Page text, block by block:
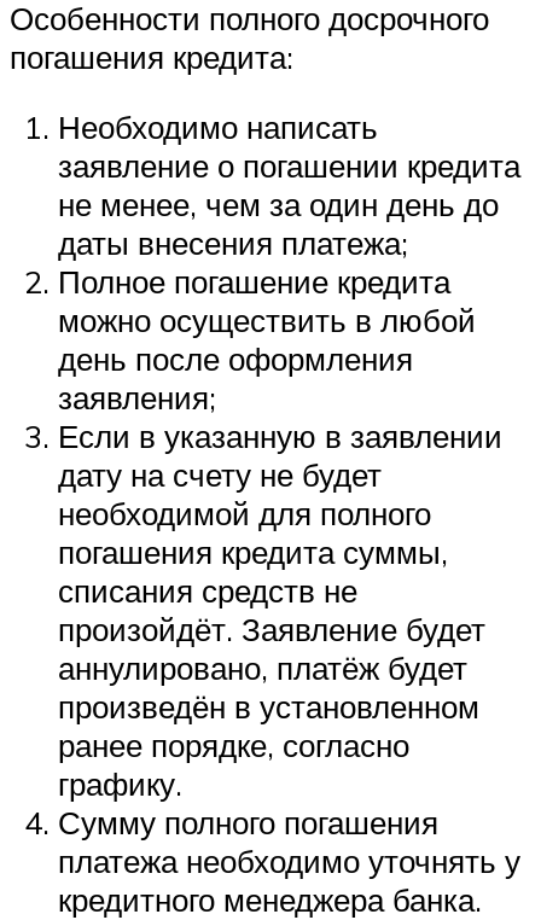
Особенности полного досрочного
погашения кредита:
Необходимо написать
заявление о погашении кредита
не менее, чем за один день до
даты внесения платежа;
Полное погашение кредита
можно осуществить в любой
день после оформления
заявления;
Если в указанную в заявлении
дату на счету не будет
необходимой для полного
погашения кредита суммы,
списания средств не
произойдёт. Заявление будет
аннулировано, платёж будет
произведён в установленном
ранее порядке, согласно
графику.
Сумму полного погашения
платежа необходимо уточнять у
кредитного менеджера банка.